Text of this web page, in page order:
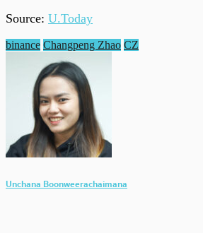
Source: U.Today
binance Changpeng Zhao CZ
Unchana Boonweerachaimana